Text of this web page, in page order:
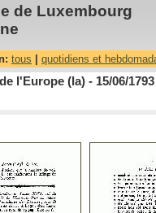
de Luxembourg
tous quotidiens et
l'Europe (la) - 15/06/1793